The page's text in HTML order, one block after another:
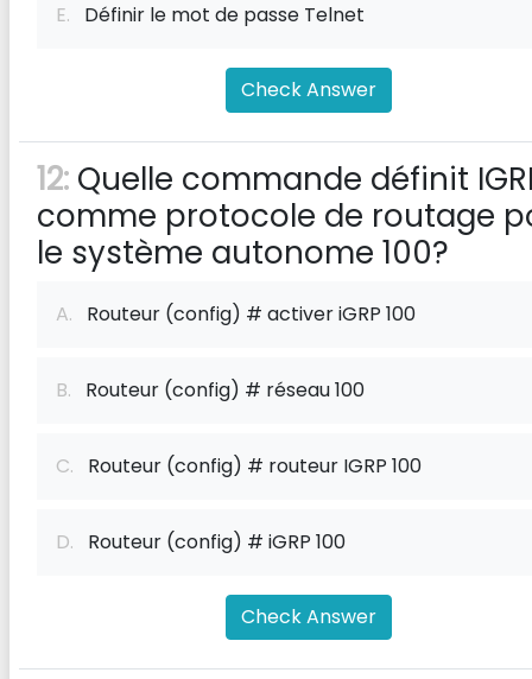
E. Définir le mot de passe Telnet
Check Answer
12: Quelle commande définit
comme protocole de routage
le système autonome 100?
A. Routeur (config) # activer iGRP 100
B. Routeur (config) # réseau 100
C. Routeur (config) # routeur IGRP 100
D. Routeur (config) # iGRP 100
Check Answer